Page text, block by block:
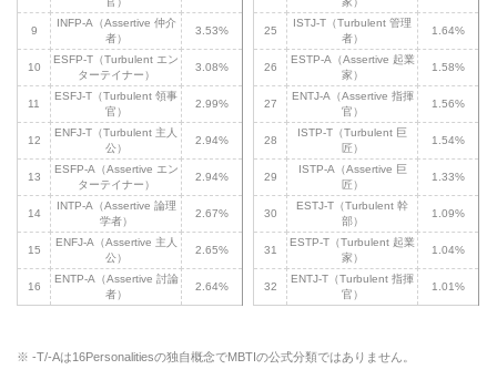
9
INFP-A（Assertive 仲介
者）
3.53%
10
ESFP-T（Turbulent エン
ターテイナー）
3.08%
11
ESFJ-T（Turbulent 領事
官）
2.99%
12
ENFJ-T（Turbulent 主人
公）
2.94%
13
ESFP-A（Assertive エン
ターテイナー）
2.94%
14
INTP-A（Assertive 論理
学者）
2.67%
15
ENFJ-A（Assertive 主人
公）
2.65%
16
ENTP-A（Assertive 討論
者）
2.64%
25
ISTJ-T（Turbulent 管理
者）
1.64%
26
ESTP-A（Assertive 起業
家）
1.58%
27
ENTJ-A（Assertive 指揮
官）
1.56%
28
ISTP-T（Turbulent 巨
匠）
1.54%
29
ISTP-A（Assertive 巨
匠）
1.33%
30
ESTJ-T（Turbulent 幹
部）
1.09%
31
ESTP-T（Turbulent 起業
家）
1.04%
32
ENTJ-T（Turbulent 指揮
官）
1.01%
※ -T/-Aは16Personalitiesの独自概念でMBTIの公式分類ではありません。